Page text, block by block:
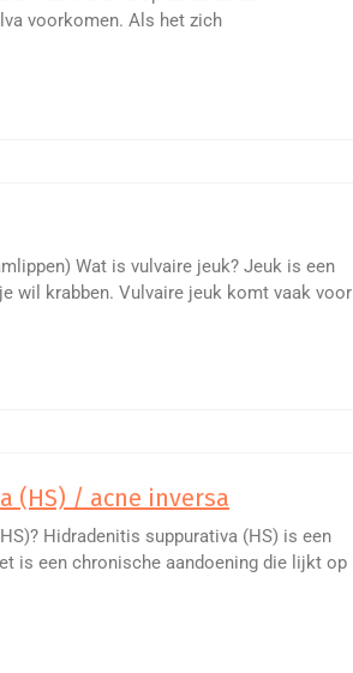
voorkomen. Als het zich
Wat is vulvaire jeuk? Jeuk is een
wil krabben. Vulvaire jeuk komt vaak voor
(HS) / acne inversa
Hidradenitis suppurativa (HS) is een
is een chronische aandoening die lijkt op